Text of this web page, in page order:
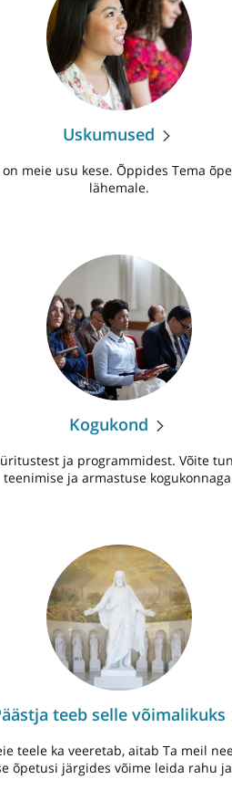
Uskumused
meie usu kese. Õppides Tema
lähemale.
Kogukond
ja programmidest. Võite
teenimise ja armastuse
teeb selle võimalikuks
teele ka veeretab, aitab Ta meil
õpetusi järgides võime leida rahu